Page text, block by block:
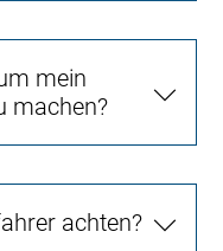
mein
machen?
achten?